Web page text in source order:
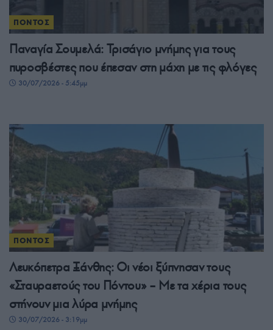
ΠΟΝΤΟΣ
Παναγία Σουμελά: Τρισάγιο μνήμης για τους
πυροσβέστες που έπεσαν στη μάχη με τις φλόγες
30/07/2026 - 5:45μμ
ΠΟΝΤΟΣ
Λευκόπετρα Ξάνθης: Οι νέοι ξύπνησαν τους
«Σταυραετούς του Πόντου» – Με τα χέρια τους
στήνουν μια λύρα μνήμης
30/07/2026 - 3:19μμ